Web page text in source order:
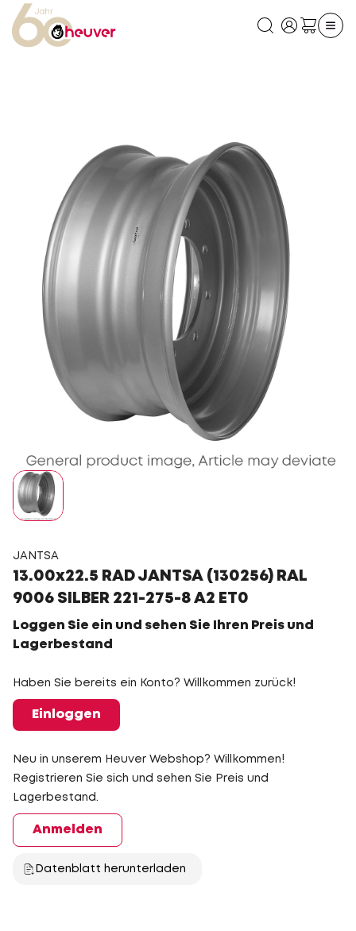
JANTSA
13.00x22.5 RAD JANTSA (130256) RAL
9006 SILBER 221-275-8 A2 ET0
Loggen Sie ein und sehen Sie Ihren Preis und
Lagerbestand
Haben Sie bereits ein Konto? Willkommen zurück!
Einloggen
Neu in unserem Heuver Webshop? Willkommen!
Registrieren Sie sich und sehen Sie Preis und
Lagerbestand.
Anmelden
Datenblatt herunterladen